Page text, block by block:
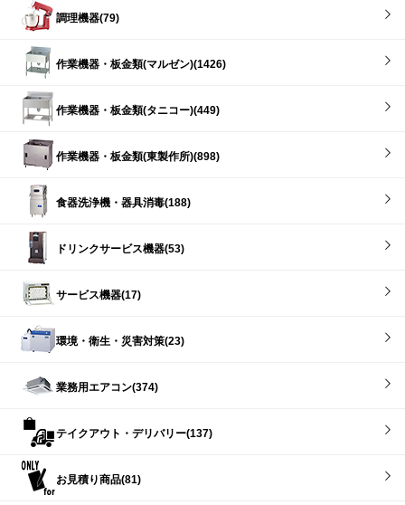
調理機器(79)
作業機器・板金類(マルゼン)(1426)
作業機器・板金類(タニコー)(449)
作業機器・板金類(東製作所)(898)
食器洗浄機・器具消毒(188)
ドリンクサービス機器(53)
サービス機器(17)
環境・衛生・災害対策(23)
業務用エアコン(374)
テイクアウト・デリバリー(137)
お見積り商品(81)